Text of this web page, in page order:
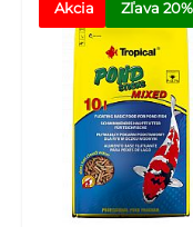
Akcia Zľava 20%